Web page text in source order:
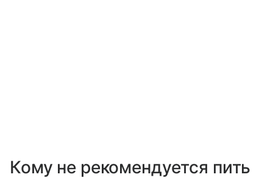
Кому не рекомендуется пить